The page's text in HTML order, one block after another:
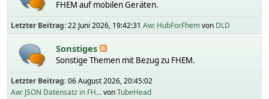
FHEM auf mobilen Geräten.
Letzter Beitrag:22 Juni 2026, 19:42:31 Aw: HubForFhemvon DLD
Sonstiges
Sonstige Themen mit Bezug zu FHEM.
Letzter Beitrag:06 August 2026, 20:45:02
Aw: JSON Datensatz in FH...vonTubeHead